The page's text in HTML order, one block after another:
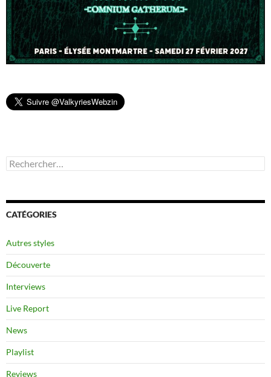
Rechercher :
CATÉGORIES
Autres styles
Découverte
Interviews
Live Report
News
Playlist
Reviews